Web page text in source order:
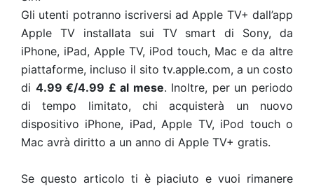
Gli utenti potranno iscriversi ad Apple TV+ dall’app
Apple TV installata sui TV smart di Sony, da
iPhone, iPad, Apple TV, iPod touch, Mac e da altre
piattaforme, incluso il sito tv.apple.com, a un costo
di 4.99 €/4.99 £ al mese. Inoltre, per un periodo
di tempo limitato, chi acquisterà un nuovo
dispositivo iPhone, iPad, Apple TV, iPod touch o
Mac avrà diritto a un anno di Apple TV+ gratis.
Se questo articolo ti è piaciuto e vuoi rimanere